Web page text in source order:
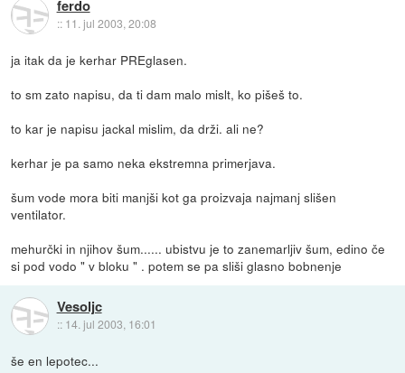
ferdo
:: 11. jul 2003, 20:08
ja itak da je kerhar PREglasen.
to sm zato napisu, da ti dam malo mislt, ko pišeš to.
to kar je napisu jackal mislim, da drži. ali ne?
kerhar je pa samo neka ekstremna primerjava.
šum vode mora biti manjši kot ga proizvaja najmanj slišen
ventilator.
mehurčki in njihov šum...... ubistvu je to zanemarljiv šum, edino če
si pod vodo " v bloku " . potem se pa sliši glasno bobnenje
Vesoljc
:: 14. jul 2003, 16:01
še en lepotec...